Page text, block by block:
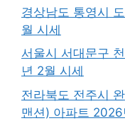
경상남도 통영시
월 시세
서울시 서대문구
년 2월 시세
전라북도 전주시
맨션) 아파트 2026